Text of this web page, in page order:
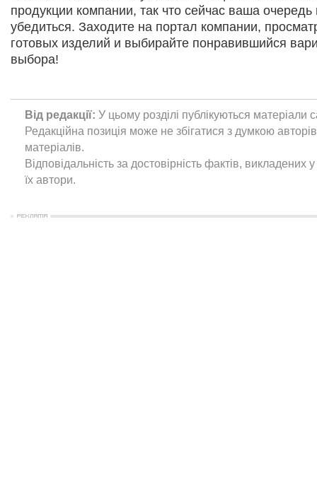
продукции компании, так что сейчас ваша очередь
убедиться. Заходите на портал компании,
готовых изделий и выбирайте понравившийся
выбора!
Від редакції: У цьому розділі публікуються матеріали
Редакційна позиція може не збігатися з думкою
матеріалів.
Відповідальність за достовірність фактів, викладених
їх автори.